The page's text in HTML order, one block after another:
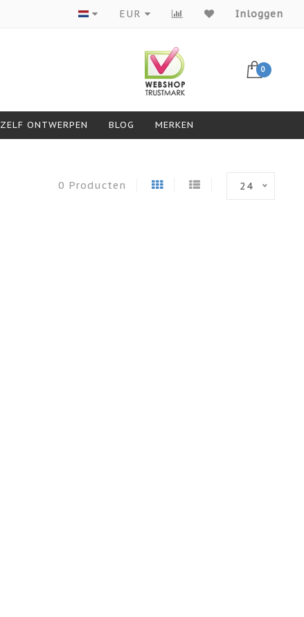
Producten van topmerken
EUR Inloggen
0
ZELF ONTWERPEN BLOG MERKEN
0 Producten 24